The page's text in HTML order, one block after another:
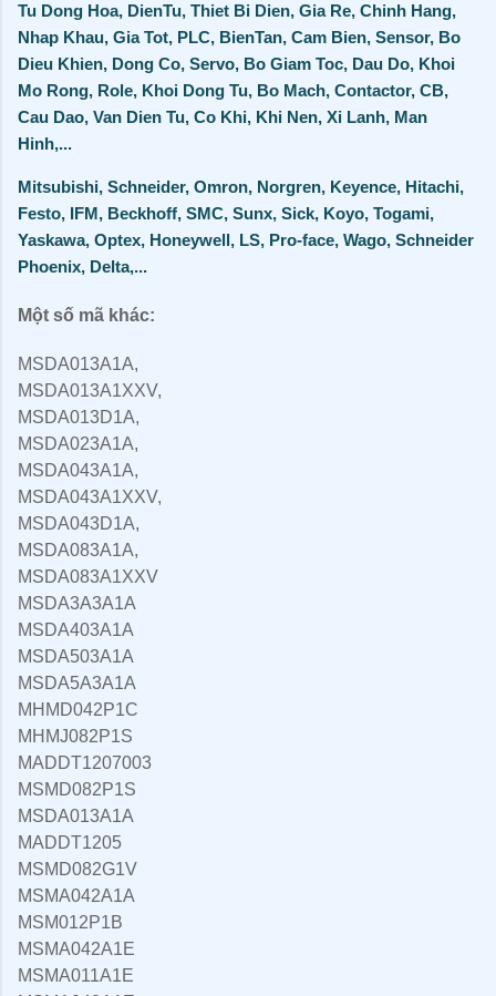
Tu Dong Hoa, DienTu, Thiet Bi Dien, Gia Re, Chinh Hang,
Nhap Khau, Gia Tot, PLC, BienTan, Cam Bien, Sensor, Bo
Dieu Khien, Dong Co, Servo, Bo Giam Toc, Dau Do, Khoi
Mo Rong, Role, Khoi Dong Tu, Bo Mach, Contactor, CB,
Cau Dao, Van Dien Tu, Co Khi, Khi Nen, Xi Lanh, Man
Hinh,...
Mitsubishi, Schneider, Omron, Norgren, Keyence, Hitachi,
Festo, IFM, Beckhoff, SMC, Sunx, Sick, Koyo, Togami,
Yaskawa, Optex, Honeywell, LS, Pro-face, Wago, Schneider
Phoenix, Delta,...
Một số mã khác:
MSDA013A1A,
MSDA013A1XXV,
MSDA013D1A,
MSDA023A1A,
MSDA043A1A,
MSDA043A1XXV,
MSDA043D1A,
MSDA083A1A,
MSDA083A1XXV
MSDA3A3A1A
MSDA403A1A
MSDA503A1A
MSDA5A3A1A
MHMD042P1C
MHMJ082P1S
MADDT1207003
MSMD082P1S
MSDA013A1A
MADDT1205
MSMD082G1V
MSMA042A1A
MSM012P1B
MSMA042A1E
MSMA011A1E